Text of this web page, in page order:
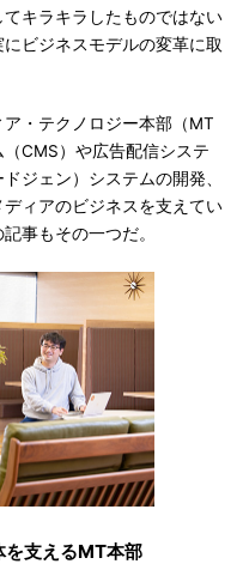
キラキラしたものではない
ビジネスモデルの変革に取
・テクノロジー本部（MT
CMS）や広告配信システ
ジェン）システムの開発、
ィアのビジネスを支えてい
事もその一つだ。
を支えるMT本部